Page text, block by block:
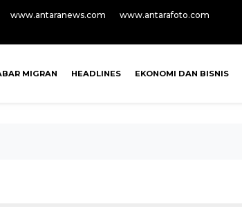
www.antaranews.com www.antarafoto.com
MIGRAN HEADLINES EKONOMI DAN BISNIS